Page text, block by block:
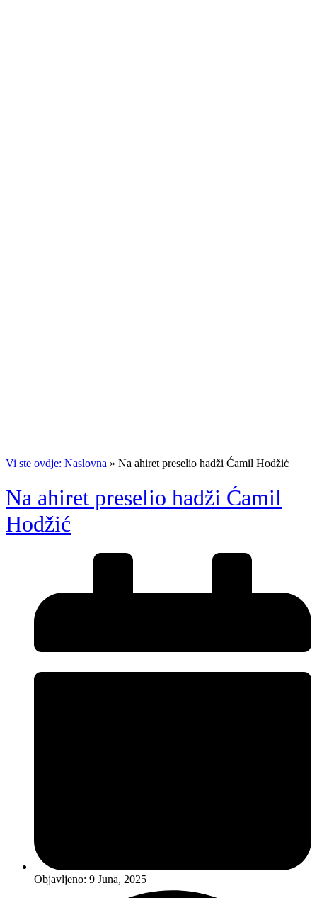
Vi ste ovdje: Naslovna » Na ahiret preselio hadži Ćamil Hodžić
Na ahiret preselio hadži Ćamil
Hodžić
Objavljeno: 9 Juna, 2025